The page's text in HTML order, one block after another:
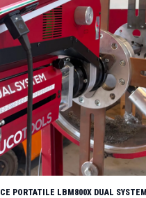
PORTATILE LBM800X DUAL SYSTEM